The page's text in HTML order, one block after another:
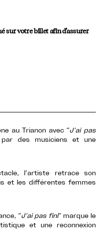
au Trianon avec “J’ai pas
des musiciens et une
l’artiste retrace son
et les différentes femmes
“J’ai pas fini” marque le
et une reconnexion
sur votre billet afin d’assurer